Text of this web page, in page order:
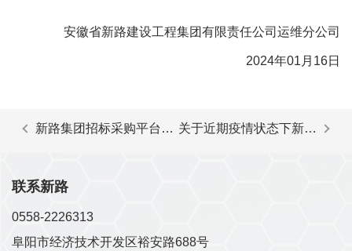
安徽省新路建设工程集团有限责任公司运维分公司
2024年01月16日
新路集团招标采购平台系 关于近期疫情状态下新路
联系新路
0558-2226313
阜阳市经济技术开发区裕安路688号